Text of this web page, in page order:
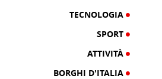
TECNOLOGIA
SPORT
ATTIVITÀ
BORGHI D'ITALIA